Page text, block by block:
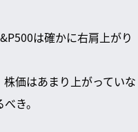
は確かに右肩上がり
価はあまり上がっていな
き。